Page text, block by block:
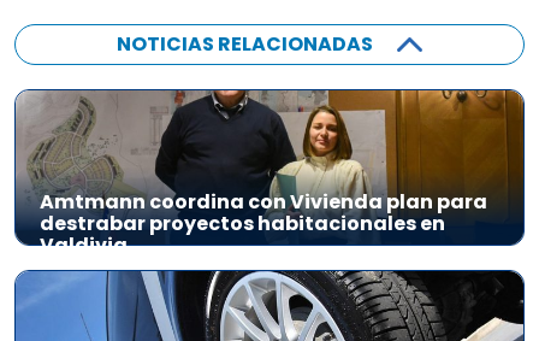
NOTICIAS RELACIONADAS
Amtmann coordina con Vivienda plan para
destrabar proyectos habitacionales en
Valdivia